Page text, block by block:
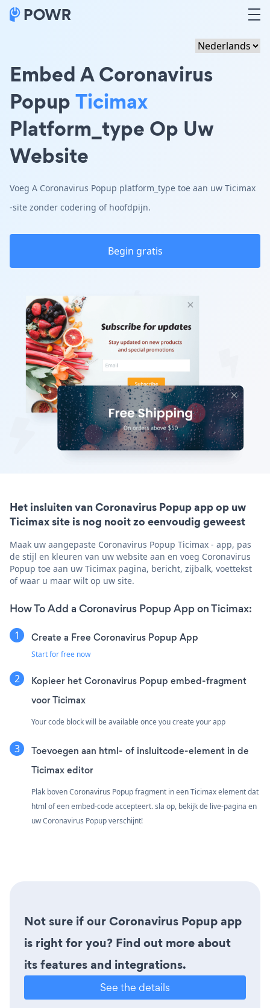
Embed A Coronavirus
PopupTicimax
Platform_type Op Uw
Website
Voeg A Coronavirus Popup platform_type toe aan uw Ticimax
-site zonder codering of hoofdpijn.
Begin gratis
Het insluiten van Coronavirus Popup app op uw
Ticimax site is nog nooit zo eenvoudig geweest
Maak uw aangepaste Coronavirus Popup Ticimax - app, pas
de stijl en kleuren van uw website aan en voeg Coronavirus
Popup toe aan uw Ticimax pagina, bericht, zijbalk, voettekst
of waar u maar wilt op uw site.
How To Add a Coronavirus Popup App on Ticimax:
Create a Free Coronavirus Popup App
Start for free now
Kopieer het Coronavirus Popup embed-fragment
voor Ticimax
Your code block will be available once you create your app
Toevoegen aan html- of insluitcode-element in de
Ticimax editor
Plak boven Coronavirus Popup fragment in een Ticimax element dat
html of een embed-code accepteert. sla op, bekijk de live-pagina en
uw Coronavirus Popup verschijnt!
Not sure if our Coronavirus Popup app
is right for you? Find out more about
its features and integrations.
See the details